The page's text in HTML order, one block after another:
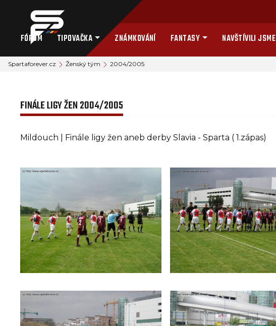
FÓRUM TIPOVAČKA ZNÁMKOVÁNÍ FANTASY NAVŠTÍVILI JSME
Spartaforever.cz Ženský tým 2004/2005
FINÁLE LIGY ŽEN 2004/2005
Mildouch | Finále ligy žen aneb derby Slavia - Sparta ( 1.zápas)